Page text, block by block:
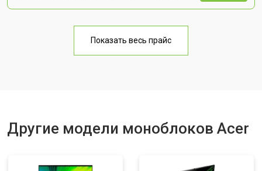
Показать весь прайс
Другие модели моноблоков Acer